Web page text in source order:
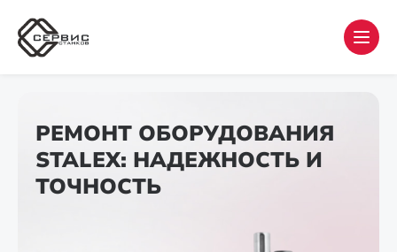
РЕМОНТ ОБОРУДОВАНИЯ
STALEX: НАДЕЖНОСТЬ И
ТОЧНОСТЬ